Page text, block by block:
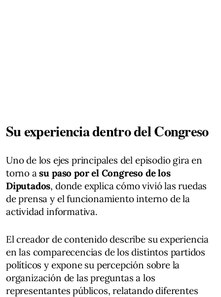
Su experiencia dentro del Congreso
Uno de los ejes principales del episodio gira en
torno asu paso por el Congreso de los
Diputados, donde explica cómo vivió las ruedas
de prensa y el funcionamiento interno de la
actividad informativa.
El creador de contenido describe su experiencia
en las comparecencias de los distintos partidos
políticos y expone su percepción sobre la
organización de las preguntas a los
representantes públicos, relatando diferentes